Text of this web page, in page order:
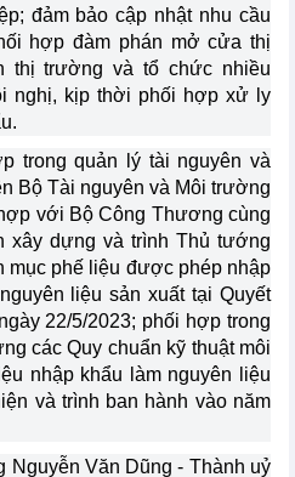
đảm bảo cập nhật nhu cầu
hợp đàm phán mở cửa thị
thị trường và tổ chức nhiều
nghị, kịp thời phối hợp xử ly
trong quản lý tài nguyên và
Bộ Tài nguyên và Môi trường
với Bộ Công Thương cùng
xây dựng và trình Thủ tướng
mục phế liệu được phép nhập
liệu sản xuất tại Quyết
22/5/2023; phối hợp trong
các Quy chuẩn kỹ thuật môi
nhập khẩu làm nguyên liệu
và trình ban hành vào năm
Nguyễn Văn Dũng - Thành uỷ